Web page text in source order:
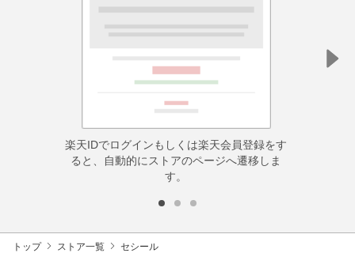
楽天IDでログインもしくは楽天会員登録をす
ると、自動的にストアのページへ遷移しま
す。
トップ ストア一覧 セシール